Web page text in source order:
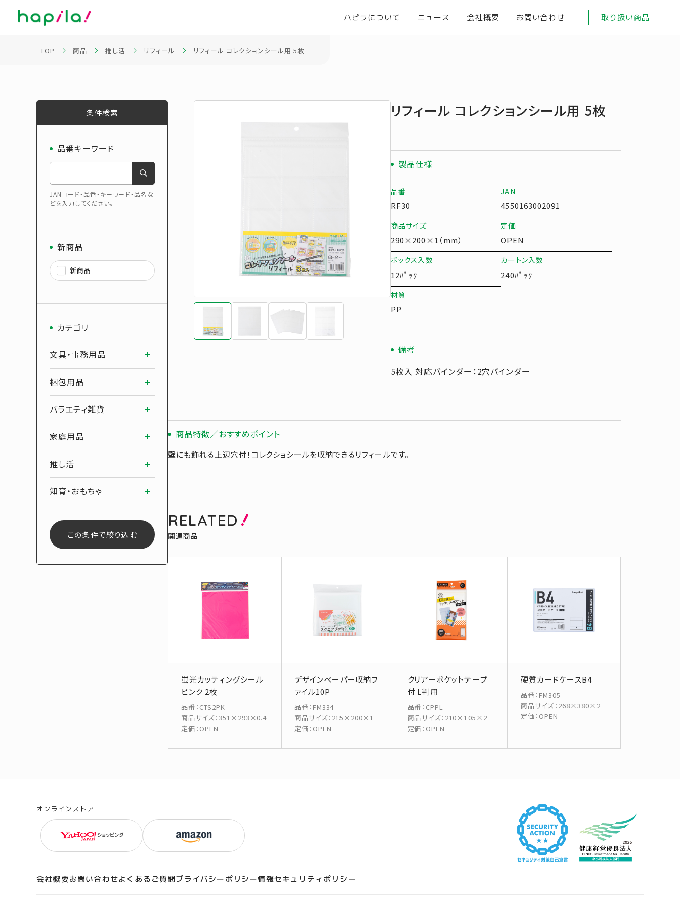
ハピラについて ニュース 会社概要 お問い合わせ 取り扱い商品
TOP 商品 推し活 リフィール リフィール コレクションシール用 5枚
条件検索
品番キーワード
JANコード・品番・キーワード・品名な
どを入力してください。
新商品
新商品
カテゴリ
文具・事務用品
梱包用品
バラエティ雑貨
家庭用品
推し活
知育・おもちゃ
この条件で絞り込む
リフィール コレクションシール用 5枚
製品仕様
品番
RF30
JAN
4550163002091
商品サイズ
290×200×1（mm）
定価
OPEN
ボックス入数
12ﾊﾟｯｸ
カートン入数
240ﾊﾟｯｸ
材質
PP
備考
5枚入 対応バインダー：2穴バインダー
商品特徴／おすすめポイント
壁にも飾れる上辺穴付！コレクショシールを収納できるリフィールです。
RELATED
関連商品
蛍光カッティングシール
ピンク 2枚
品番 ： CTS2PK
商品サイズ ：351×293×0.4
定価 ： OPEN
デザインペーパー収納フ
ァイル10P
品番 ：FM334
商品サイズ ： 215×200×1
定価 ： OPEN
クリアーポケットテープ
付 L判用
品番 ： CPPL
商品サイズ ： 210×105×2
定価 ： OPEN
硬質カードケースB4
品番 ：FM305
商品サイズ ： 268×380×2
定価 ： OPEN
会社概要お問い合わせよくあるご質問プライバシーポリシー情報セキュリティポリシー
オンラインストア